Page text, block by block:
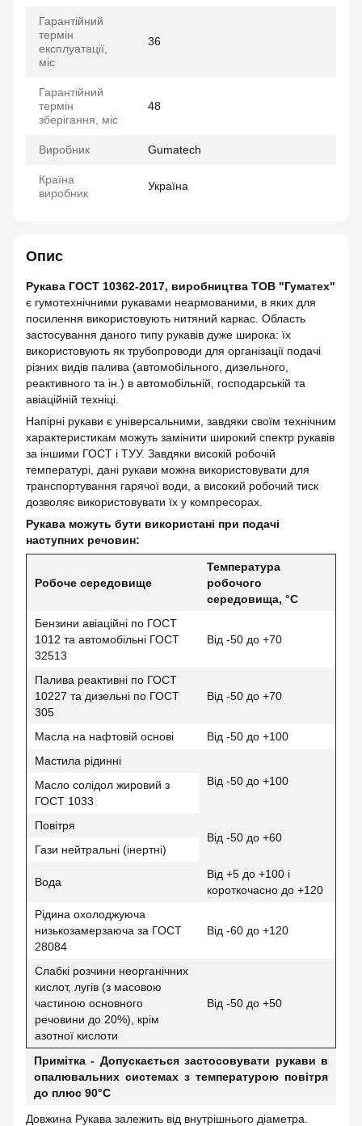
Гарантійний
термін
експлуатації,
міс
36
Гарантійний
термін
зберігання, міс
48
Виробник Gumatech
Країна
виробник
Україна
Опис
Рукава ГОСТ 10362-2017, виробництва ТОВ "Гуматех"
є гумотехнічними рукавами неармованими, в яких для
посилення використовують нитяний каркас. Область
застосування даного типу рукавів дуже широка: їх
використовують як трубопроводи для організації подачі
різних видів палива (автомобільного, дизельного,
реактивного та ін.) в автомобільній, господарській та
авіаційній техніці.
Напірні рукави є універсальними, завдяки своїм технічним
характеристикам можуть замінити широкий спектр рукавів
за іншими ГОСТ і ТУУ. Завдяки високій робочій
температурі, дані рукави можна використовувати для
транспортування гарячої води, а високий робочий тиск
дозволяє використовувати їх у компресорах.
Рукава можуть бути використані при подачі
наступних речовин:
Робоче середовище
Температура
робочого
середовища, °С
Бензини авіаційні по ГОСТ
1012 та автомобільні ГОСТ
32513
Від -50 до +70
Палива реактивні по ГОСТ
10227 та дизельні по ГОСТ
305
Від -50 до +70
Масла на нафтовій основі
Від -50 до +100
Мастила рідинні
Від -50 до +100
Масло солідол жировий з
ГОСТ 1033
Повітря
Від -50 до +60
Гази нейтральні (інертні)
Вода
Від +5 до +100 і
короткочасно до +120
Рідина охолоджуюча
низькозамерзаюча за ГОСТ
28084
Від -60 до +120
Слабкі розчини неорганічних
кислот, лугів (з масовою
частиною основного
речовини до 20%), крім
азотної кислоти
Від -50 до +50
Примітка - Допускається застосовувати рукави в
опалювальних системах з температурою повітря
до плюс 90°С
Довжина Рукава залежить від внутрішнього діаметра.